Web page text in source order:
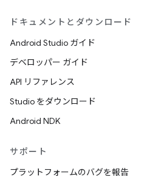
ドキュメントとダウンロード
Android Studio ガイド
デベロッパー ガイド
API リファレンス
Studio をダウンロード
Android NDK
サポート
プラットフォームのバグを報告